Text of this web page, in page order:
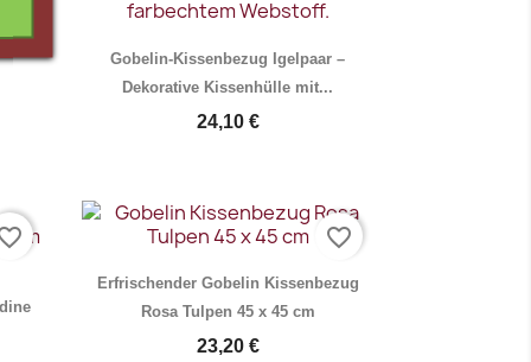
Vorschau
Gobelin-Kissenbezug Igelpaar –
Dekorative Kissenhülle mit...
24,10 €
Erfrischender Gobelin Kissenbezug
Rosa Tulpen 45 x 45 cm
23,20 €
favorite_border